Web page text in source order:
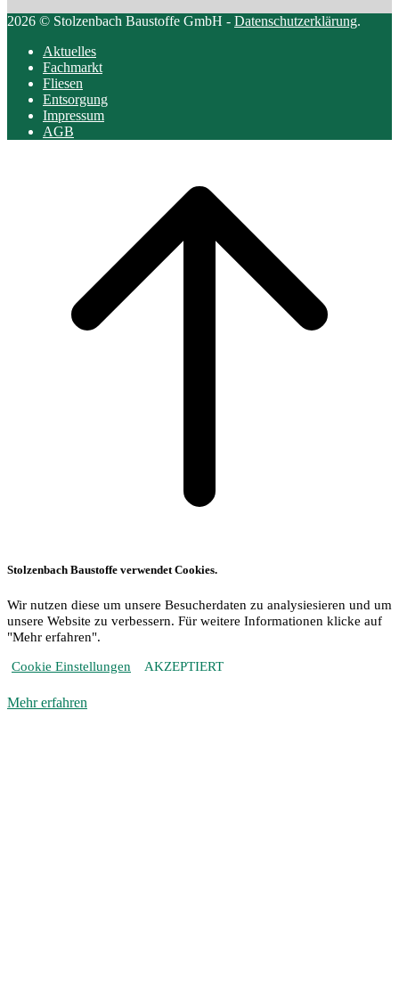
2026 © Stolzenbach Baustoffe GmbH - Datenschutzerklärung.
Aktuelles
Fachmarkt
Fliesen
Entsorgung
Impressum
AGB
Stolzenbach Baustoffe verwendet Cookies.
Wir nutzen diese um unsere Besucherdaten zu analysiesieren und um
unsere Website zu verbessern. Für weitere Informationen klicke auf
"Mehr erfahren".
Cookie Einstellungen AKZEPTIERT
Mehr erfahren